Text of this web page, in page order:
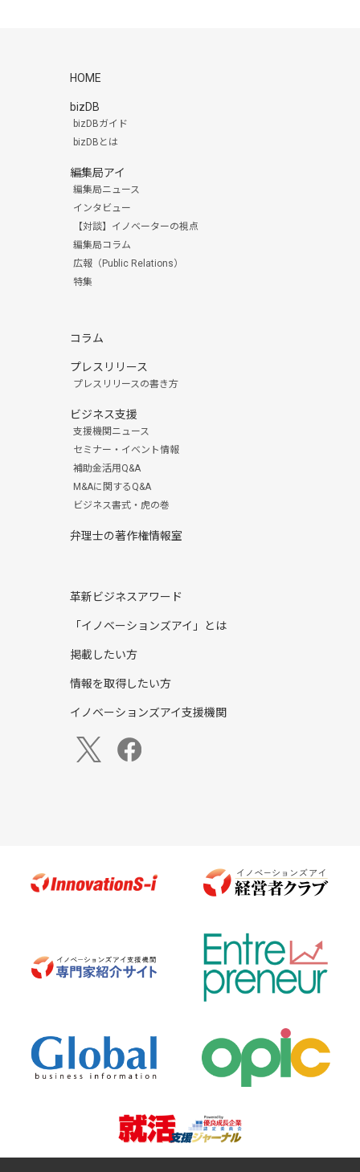
HOME
bizDB
bizDBガイド
bizDBとは
編集局アイ
編集局ニュース
インタビュー
【対談】イノベーターの視点
編集局コラム
広報（Public Relations）
特集
コラム
プレスリリース
プレスリリースの書き方
ビジネス支援
支援機関ニュース
セミナー・イベント情報
補助金活用Q&A
M&Aに関するQ&A
ビジネス書式・虎の巻
弁理士の著作権情報室
革新ビジネスアワード
「イノベーションズアイ」とは
掲載したい方
情報を取得したい方
イノベーションズアイ支援機関